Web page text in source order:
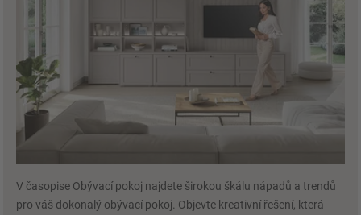
V časopise Obývací pokoj najdete širokou škálu nápadů a trendů
pro váš dokonalý obývací pokoj. Objevte kreativní řešení, která